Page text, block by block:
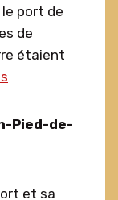
port de
de
étaient
Pied-de-
et sa